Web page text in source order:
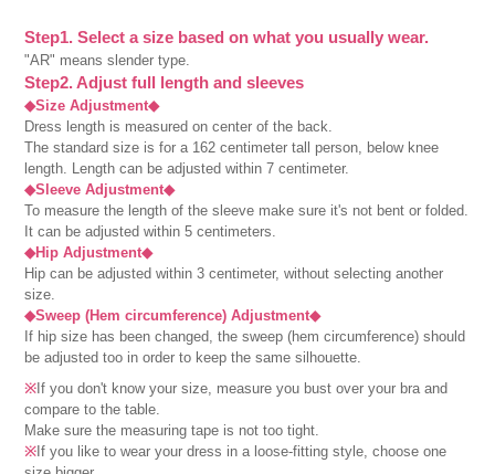
Step1. Select a size based on what you usually wear.
"AR" means slender type.
Step2. Adjust full length and sleeves
◆Size Adjustment◆
Dress length is measured on center of the back.
The standard size is for a 162 centimeter tall person, below knee
length. Length can be adjusted within 7 centimeter.
◆Sleeve Adjustment◆
To measure the length of the sleeve make sure it's not bent or folded.
It can be adjusted within 5 centimeters.
◆Hip Adjustment◆
Hip can be adjusted within 3 centimeter, without selecting another
size.
◆Sweep (Hem circumference) Adjustment◆
If hip size has been changed, the sweep (hem circumference) should
be adjusted too in order to keep the same silhouette.
※ If you don't know your size, measure you bust over your bra and
compare to the table.
Make sure the measuring tape is not too tight.
※ If you like to wear your dress in a loose-fitting style, choose one